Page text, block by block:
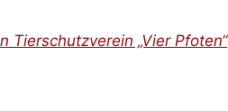
„Vier Pfoten“